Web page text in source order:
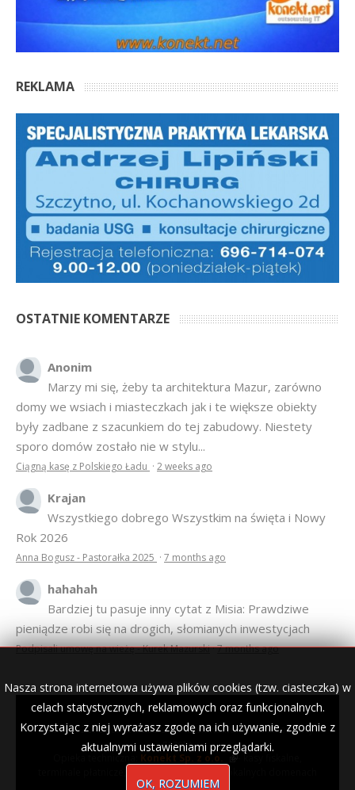
REKLAMA
OSTATNIE KOMENTARZE
Anonim
Marzy mi się, żeby ta architektura Mazur, zarówno
domy we wsiach i miasteczkach jak i te większe obiekty
były zadbane z szacunkiem do tej zabudowy. Niestety
sporo domów zostało nie w stylu...
Ciągną kasę z Polskiego Ładu · 2 weeks ago
Krajan
Wszystkiego dobrego Wszystkim na święta i Nowy
Rok 2026
Anna Bogusz - Pastorałka 2025 · 7 months ago
hahahah
Bardziej tu pasuje inny cytat z Misia: Prawdziwe
pieniądze robi się na drogich, słomianych inwestycjach
Podpisali umowę na wieżę - Kurek Mazurski·7 months ago
Nasza strona internetowa używa plików cookies (tzw. ciasteczka) w
celach statystycznych, reklamowych oraz funkcjonalnych.
Korzystając z niej wyrażasz zgodę na ich używanie, zgodnie z
aktualnymi ustawieniami przeglądarki.
OK, ROZUMIEM
© 2007–2018 Kurek Mazurski — archiwalne wydania lokalnej
gazety.
Opieka techniczna: Konekt Sp. z o.o.
- kasy fiskalne,